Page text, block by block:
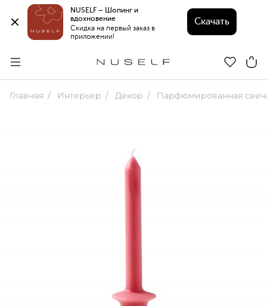
NUSELF – Шопинг и
вдохновение
Скидка на первый заказ в
приложении!
Скачать
Главная Интерьер Декор Парфюмированная